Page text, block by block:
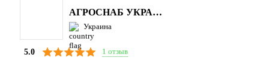
АГРОСНАБ УКРАЇНА
Украина
5.0 1 отзыв